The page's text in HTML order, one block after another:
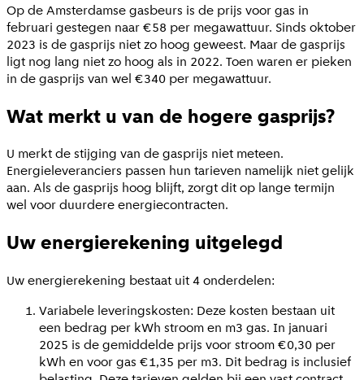
Op de Amsterdamse gasbeurs is de prijs voor gas in
februari gestegen naar €58 per megawattuur. Sinds oktober
2023 is de gasprijs niet zo hoog geweest. Maar de gasprijs
ligt nog lang niet zo hoog als in 2022. Toen waren er pieken
in de gasprijs van wel €340 per megawattuur.
Wat merkt u van de hogere gasprijs?
U merkt de stijging van de gasprijs niet meteen.
Energieleveranciers passen hun tarieven namelijk niet gelijk
aan. Als de gasprijs hoog blijft, zorgt dit op lange termijn
wel voor duurdere energiecontracten.
Uw energierekening uitgelegd
Uw energierekening bestaat uit 4 onderdelen:
Variabele leveringskosten: Deze kosten bestaan uit
een bedrag per kWh stroom en m3 gas. In januari
2025 is de gemiddelde prijs voor stroom €0,30 per
kWh en voor gas €1,35 per m3. Dit bedrag is inclusief